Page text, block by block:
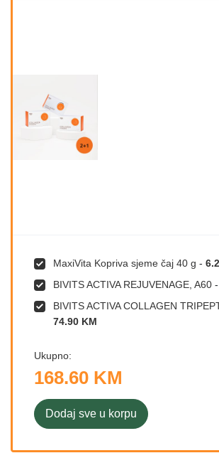
MaxiVita Kopriva sjeme čaj 40 g -
BIVITS ACTIVA REJUVENAGE, A60 -
BIVITS ACTIVA COLLAGEN
74.90 KM
Ukupno:
168.60 KM
Dodaj sve u korpu